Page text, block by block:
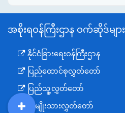
အစိုးရဝန်ကြီးဌာန ဝက်ဆိုဒ်များ
နိုင်ငံခြားရေးဝန်ကြီးဌာန
ပြည်ထောင်စုလွှတ်တော်
ပြည်သူ့လွှတ်တော်
အမျိုးသားလွှတ်တော်